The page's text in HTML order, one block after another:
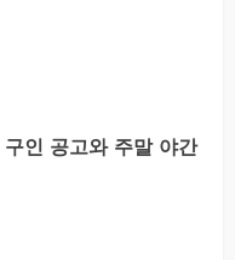
인 공고와 주말 야간